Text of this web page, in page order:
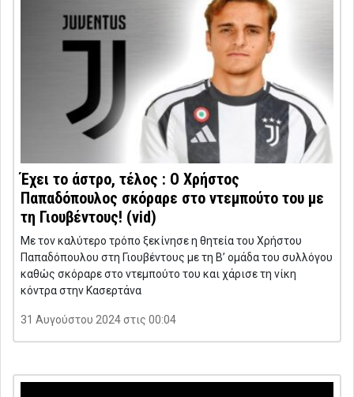
Έχει το άστρο, τέλος : Ο Χρήστος
Παπαδόπουλος σκόραρε στο ντεμπούτο του με
τη Γιουβέντους! (vid)
Με τον καλύτερο τρόπο ξεκίνησε η θητεία του Χρήστου
Παπαδόπουλου στη Γιουβέντους με τη Β’ ομάδα του συλλόγου
καθώς σκόραρε στο ντεμπούτο του και χάρισε τη νίκη
κόντρα στην Κασερτάνα
31 Αυγούστου 2024 στις 00:04